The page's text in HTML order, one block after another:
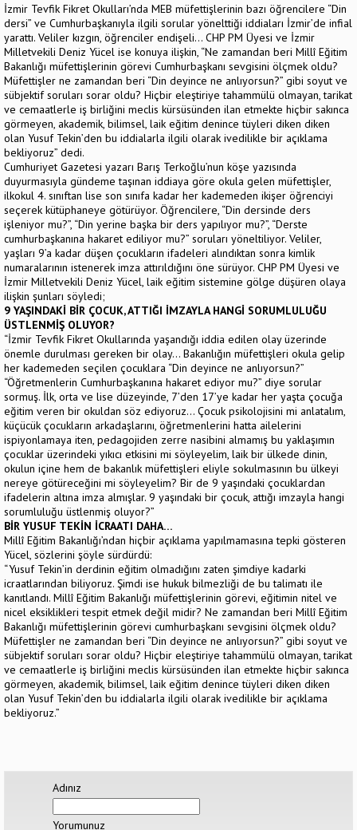
İzmir Tevfik Fikret Okulları’nda MEB müfettişlerinin bazı öğrencilere “Din
dersi” ve Cumhurbaşkanıyla ilgili sorular yönelttiği iddiaları İzmir’de infial
yarattı. Veliler kızgın, öğrenciler endişeli… CHP PM Üyesi ve İzmir
Milletvekili Deniz Yücel ise konuya ilişkin, “Ne zamandan beri Millî Eğitim
Bakanlığı müfettişlerinin görevi Cumhurbaşkanı sevgisini ölçmek oldu?
Müfettişler ne zamandan beri “Din deyince ne anlıyorsun?” gibi soyut ve
sübjektif soruları sorar oldu? Hiçbir eleştiriye tahammülü olmayan, tarikat
ve cemaatlerle iş birliğini meclis kürsüsünden ilan etmekte hiçbir sakınca
görmeyen, akademik, bilimsel, laik eğitim denince tüyleri diken diken
olan Yusuf Tekin’den bu iddialarla ilgili olarak ivedilikle bir açıklama
bekliyoruz” dedi.
Cumhuriyet Gazetesi yazarı Barış Terkoğlu’nun köşe yazısında
duyurmasıyla gündeme taşınan iddiaya göre okula gelen müfettişler,
ilkokul 4. sınıftan lise son sınıfa kadar her kademeden ikişer öğrenciyi
seçerek kütüphaneye götürüyor. Öğrencilere, “Din dersinde ders
işleniyor mu?”, “Din yerine başka bir ders yapılıyor mu?”, “Derste
cumhurbaşkanına hakaret ediliyor mu?” soruları yöneltiliyor. Veliler,
yaşları 9’a kadar düşen çocukların ifadeleri alındıktan sonra kimlik
numaralarının istenerek imza attırıldığını öne sürüyor. CHP PM Üyesi ve
İzmir Milletvekili Deniz Yücel, laik eğitim sistemine gölge düşüren olaya
ilişkin şunları söyledi;
9 YAŞINDAKİ BİR ÇOCUK, ATTIĞI İMZAYLA HANGİ SORUMLULUĞU
ÜSTLENMİŞ OLUYOR?
“İzmir Tevfik Fikret Okullarında yaşandığı iddia edilen olay üzerinde
önemle durulması gereken bir olay… Bakanlığın müfettişleri okula gelip
her kademeden seçilen çocuklara “Din deyince ne anlıyorsun?”
“Öğretmenlerin Cumhurbaşkanına hakaret ediyor mu?” diye sorular
sormuş. İlk, orta ve lise düzeyinde, 7’den 17’ye kadar her yaşta çocuğa
eğitim veren bir okuldan söz ediyoruz… Çocuk psikolojisini mi anlatalım,
küçücük çocukların arkadaşlarını, öğretmenlerini hatta ailelerini
ispiyonlamaya iten, pedagojiden zerre nasibini almamış bu yaklaşımın
çocuklar üzerindeki yıkıcı etkisini mi söyleyelim, laik bir ülkede dinin,
okulun içine hem de bakanlık müfettişleri eliyle sokulmasının bu ülkeyi
nereye götüreceğini mi söyleyelim? Bir de 9 yaşındaki çocuklardan
ifadelerin altına imza almışlar. 9 yaşındaki bir çocuk, attığı imzayla hangi
sorumluluğu üstlenmiş oluyor?”
BİR YUSUF TEKİN İCRAATI DAHA…
Millî Eğitim Bakanlığı’ndan hiçbir açıklama yapılmamasına tepki gösteren
Yücel, sözlerini şöyle sürdürdü:
“Yusuf Tekin’in derdinin eğitim olmadığını zaten şimdiye kadarki
icraatlarından biliyoruz. Şimdi ise hukuk bilmezliği de bu talimatı ile
kanıtlandı. Millî Eğitim Bakanlığı müfettişlerinin görevi, eğitimin nitel ve
nicel eksiklikleri tespit etmek değil midir? Ne zamandan beri Millî Eğitim
Bakanlığı müfettişlerinin görevi cumhurbaşkanı sevgisini ölçmek oldu?
Müfettişler ne zamandan beri “Din deyince ne anlıyorsun?” gibi soyut ve
sübjektif soruları sorar oldu? Hiçbir eleştiriye tahammülü olmayan, tarikat
ve cemaatlerle iş birliğini meclis kürsüsünden ilan etmekte hiçbir sakınca
görmeyen, akademik, bilimsel, laik eğitim denince tüyleri diken diken
olan Yusuf Tekin’den bu iddialarla ilgili olarak ivedilikle bir açıklama
bekliyoruz.”
Adınız
Yorumunuz